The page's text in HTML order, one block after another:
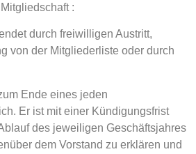
:
durch freiwilligen Austritt,
von der Mitgliederliste oder durch
Ende eines jeden
Er ist mit einer Kündigungsfrist
des jeweiligen Geschäftsjahres
dem Vorstand zu erklären und